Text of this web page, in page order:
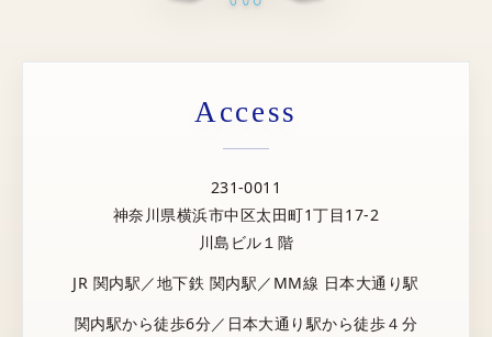
Access
231-0011
神奈川県横浜市中区太田町1丁目17-2
川島ビル１階
JR 関内駅／地下鉄 関内駅／MM線 日本大通り駅
関内駅から徒歩6分／日本大通り駅から徒歩４分